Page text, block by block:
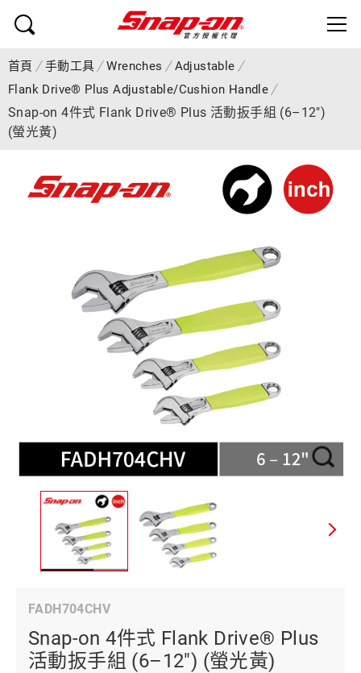
首頁 手動工具 Wrenches
Adjustable
Flank Drive® Plus Adjustable/Cushion Handle
Snap-on 4件式 Flank Drive® Plus 活動扳手組 (6–12")
(螢光黃)
FADH704CHV
Snap-on 4件式 Flank Drive® Plus
活動扳手組 (6–12") (螢光黃)